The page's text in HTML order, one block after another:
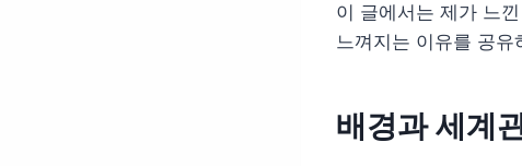
이 글에서는 제가 느
느껴지는 이유를 공유
배경과 세계